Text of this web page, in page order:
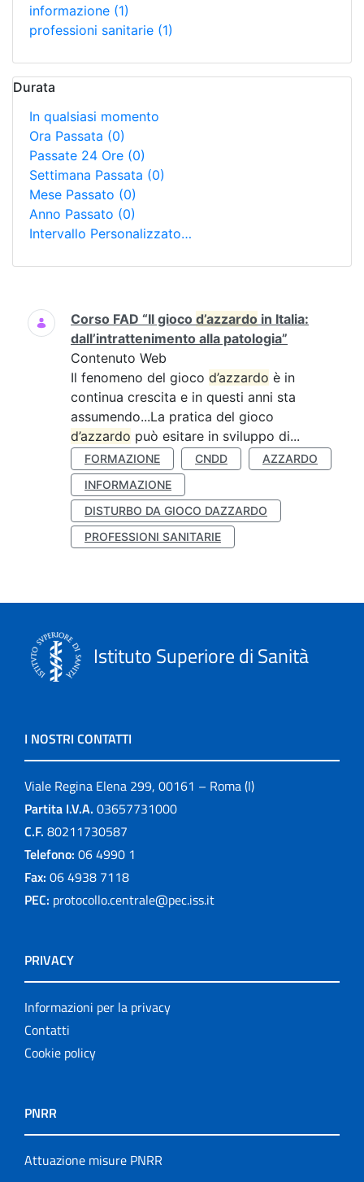
informazione (1)
professioni sanitarie (1)
Durata
In qualsiasi momento
Ora Passata (0)
Passate 24 Ore (0)
Settimana Passata (0)
Mese Passato (0)
Anno Passato (0)
Intervallo Personalizzato…
Ricerca
Corso FAD “Il gioco d’azzardo in Italia:
dall’intrattenimento alla patologia”
Contenuto Web
Il fenomeno del gioco d’azzardo è in
continua crescita e in questi anni sta
assumendo...La pratica del gioco
d’azzardo può esitare in sviluppo di...
FORMAZIONE CNDD
AZZARDO
INFORMAZIONE
DISTURBO DA GIOCO DAZZARDO
PROFESSIONI SANITARIE
Istituto Superiore di Sanità
I NOSTRI CONTATTI
Viale Regina Elena 299, 00161 – Roma (I)
Partita I.V.A. 03657731000
C.F. 80211730587
Telefono: 06 4990 1
Fax: 06 4938 7118
PEC: protocollo.centrale@pec.iss.it
PRIVACY
Informazioni per la privacy
Contatti
Cookie policy
PNRR
Attuazione misure PNRR